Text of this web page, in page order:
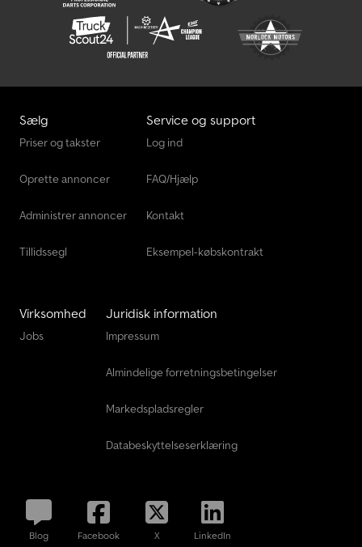
Sælg
Priser og takster
Oprette annoncer
Administrer annoncer
Tillidssegl
Service og support
Log ind
FAQ/Hjælp
Kontakt
Eksempel-købskontrakt
Virksomhed
Jobs
Juridisk information
Impressum
Almindelige forretningsbetingelser
Markedspladsregler
Databeskyttelseserklæring
Blog Facebook X LinkedIn